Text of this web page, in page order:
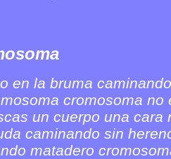
en la bruma
cromosoma no
un cuerpo una cara
caminando sin
matadero